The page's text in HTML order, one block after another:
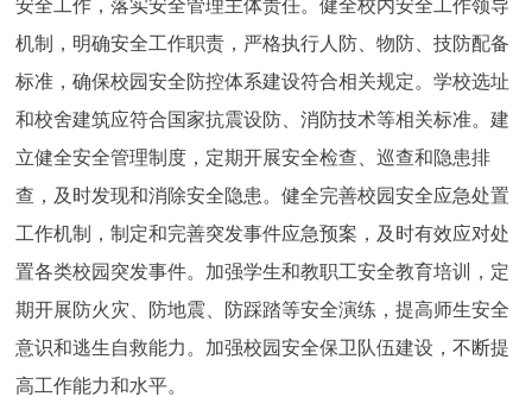
安全工作，落实安全管理主体责任。健全校内安全工作领导
机制，明确安全工作职责，严格执行人防、物防、技防配备
标准，确保校园安全防控体系建设符合相关规定。学校选址
和校舍建筑应符合国家抗震设防、消防技术等相关标准。建
立健全安全管理制度，定期开展安全检查、巡查和隐患排
查，及时发现和消除安全隐患。健全完善校园安全应急处置
工作机制，制定和完善突发事件应急预案，及时有效应对处
置各类校园突发事件。加强学生和教职工安全教育培训，定
期开展防火灾、防地震、防踩踏等安全演练，提高师生安全
意识和逃生自救能力。加强校园安全保卫队伍建设，不断提
高工作能力和水平。